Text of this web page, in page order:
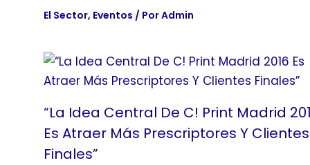
El Sector, Eventos / PorAdmin
“La Idea Central De C! Print Madrid
Es Atraer Más Prescriptores Y Clientes
Finales”